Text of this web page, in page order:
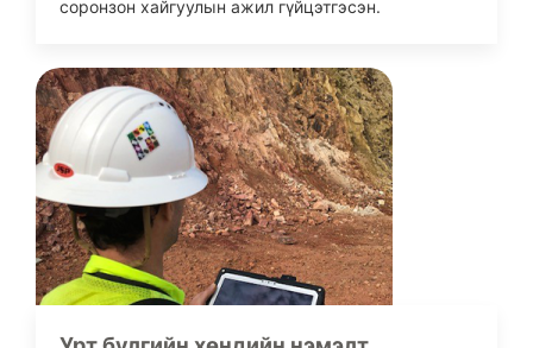
соронзон хайгуулын ажил гүйцэтгэсэн.